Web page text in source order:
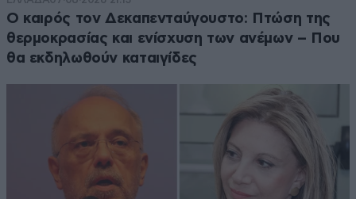
Ο καιρός τον Δεκαπενταύγουστο: Πτώση της
θερμοκρασίας και ενίσχυση των ανέμων – Που
θα εκδηλωθούν καταιγίδες